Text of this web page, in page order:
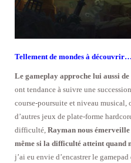
Tellement de mondes à découvrir…
Le gameplay approche lui aussi
ont tendance à suivre une
course-poursuite et niveau musical,
d’autres jeux de plate-forme
difficulté, Rayman nous
même si la difficulté atteint quand
j’ai eu envie d’encastrer le